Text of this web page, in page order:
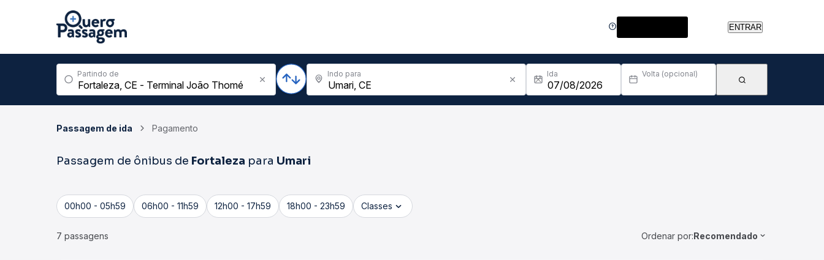
ENTRAR
Partindo de Indo para Ida Volta (opcional)
Passagem de ida Pagamento
Passagem de ônibus de Fortaleza para Umari
00h00 - 05h59 06h00 - 11h59 12h00 - 17h59 18h00 - 23h59 Classes
7 passagens Ordenar por:Recomendado